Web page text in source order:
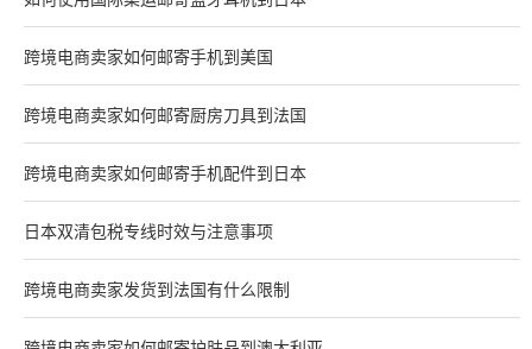
跨境电商卖家如何邮寄手机到美国
跨境电商卖家如何邮寄厨房刀具到法国
跨境电商卖家如何邮寄手机配件到日本
日本双清包税专线时效与注意事项
跨境电商卖家发货到法国有什么限制